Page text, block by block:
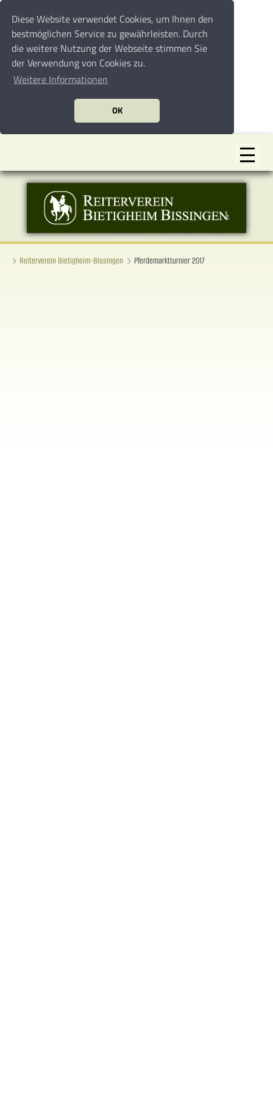
Diese Website verwendet Cookies, um Ihnen den
bestmöglichen Service zu gewährleisten. Durch
die weitere Nutzung der Webseite stimmen Sie
der Verwendung von Cookies zu.
Weitere Informationen
OK
Reiterverein Bietigheim-Bissingen Pferdemarktturnier 2017